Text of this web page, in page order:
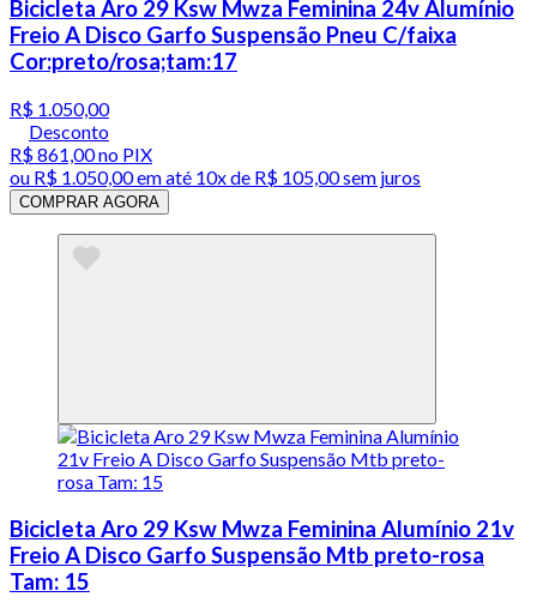
Bicicleta Aro 29 Ksw Mwza Feminina 24v Alumínio
Freio A Disco Garfo Suspensão Pneu C/faixa
Cor:preto/rosa;tam:17
R$ 1.050,00
Desconto
R$ 861,00no PIX
ou R$ 1.050,00em até 10x de R$ 105,00 sem juros
COMPRAR AGORA
Bicicleta Aro 29 Ksw Mwza Feminina Alumínio 21v
Freio A Disco Garfo Suspensão Mtb preto-rosa
Tam: 15